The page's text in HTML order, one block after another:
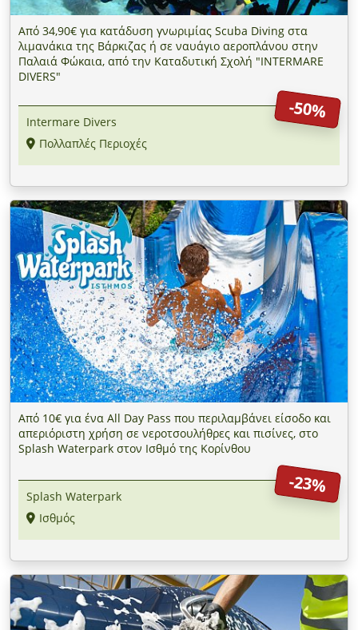
Από 34,90€ για κατάδυση γνωριμίας Scuba Diving στα
λιμανάκια της Βάρκιζας ή σε ναυάγιο αεροπλάνου στην
Παλαιά Φώκαια, από την Καταδυτική Σχολή "INTERMARE
DIVERS"
-50%
Intermare Divers
Πολλαπλές Περιοχές
Από 10€ για ένα All Day Pass που περιλαμβάνει είσοδο και
απεριόριστη χρήση σε νεροτσουλήθρες και πισίνες, στο
Splash Waterpark στον Ισθμό της Κορίνθου
-23%
Splash Waterpark
Ισθμός